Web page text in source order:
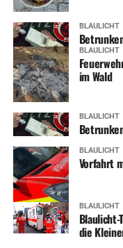
BLAULICHT
BLAULICHT
im Wald
BLAULICHT
BLAULICHT
Vorfahrt
BLAULICHT
Blaulicht-
die